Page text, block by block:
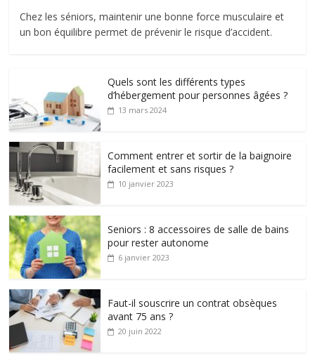
Chez les séniors, maintenir une bonne force musculaire et
un bon équilibre permet de prévenir le risque d’accident.
Quels sont les différents types
d’hébergement pour personnes âgées ?
13 mars 2024
Comment entrer et sortir de la baignoire
facilement et sans risques ?
10 janvier 2023
Seniors : 8 accessoires de salle de bains
pour rester autonome
6 janvier 2023
Faut-il souscrire un contrat obsèques
avant 75 ans ?
20 juin 2022